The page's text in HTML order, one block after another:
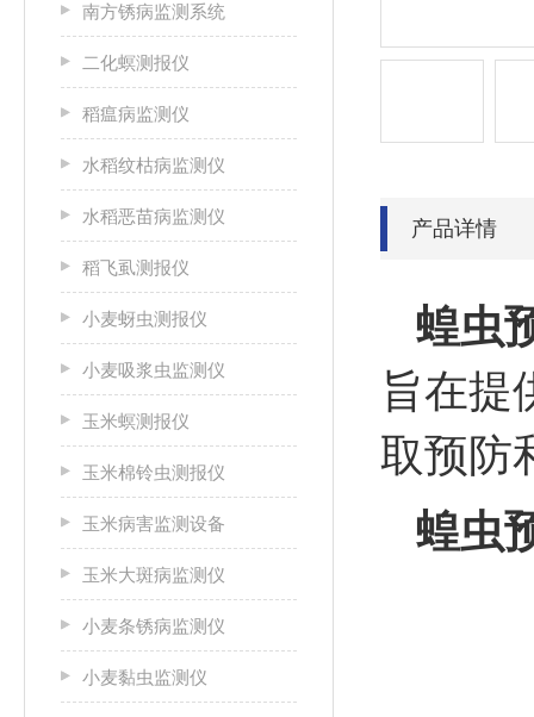
南方锈病监测系统
二化螟测报仪
稻瘟病监测仪
水稻纹枯病监测仪
水稻恶苗病监测仪
稻飞虱测报仪
小麦蚜虫测报仪
小麦吸浆虫监测仪
玉米螟测报仪
玉米棉铃虫测报仪
玉米病害监测设备
玉米大斑病监测仪
小麦条锈病监测仪
小麦黏虫监测仪
产品详情
蝗虫
旨在提
取预防
蝗虫